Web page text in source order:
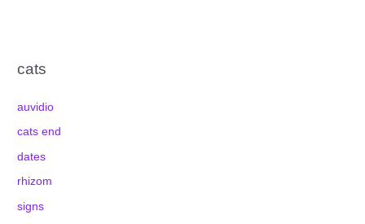
cats
auvidio
cats end
dates
rhizom
signs